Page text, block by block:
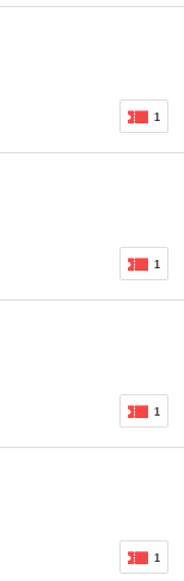
1
1
1
1